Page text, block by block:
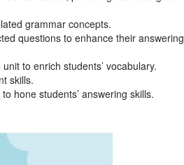
grammar concepts.
questions to enhance their answering
to enrich students’ vocabulary.
skills.
hone students’ answering skills.